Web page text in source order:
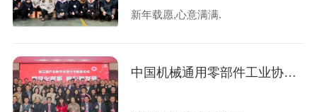
新年载愿,心意满满.
中国机械通用零部件工业协会传动联结件分会四届五次年会暨第三届产品数字化设计与制造论坛圆满举行